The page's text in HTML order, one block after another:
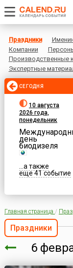
Праздники
Компании
Производственные
Экспертные
СЕГОДНЯ
10 августа
2026 года,
понедельник
день
биодизеля
...а также
еще 41 событие
Главная страница /
Праздники
6